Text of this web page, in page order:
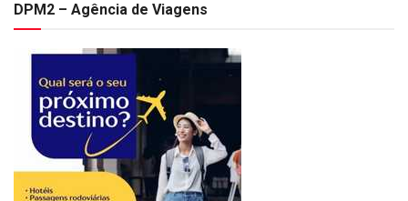
DPM2 – Agência de Viagens